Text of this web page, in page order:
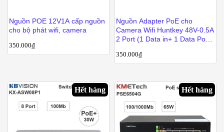
Nguồn POE 12V1A cấp nguồn
cho bộ phát wifi, camera
350.000₫
Nguồn Adapter PoE cho
Camera Wifi Huntkey 48V-0.5A
2 Port (1 Data in+ 1 Data PoE
350.000₫
Hết hàng Hết hàng